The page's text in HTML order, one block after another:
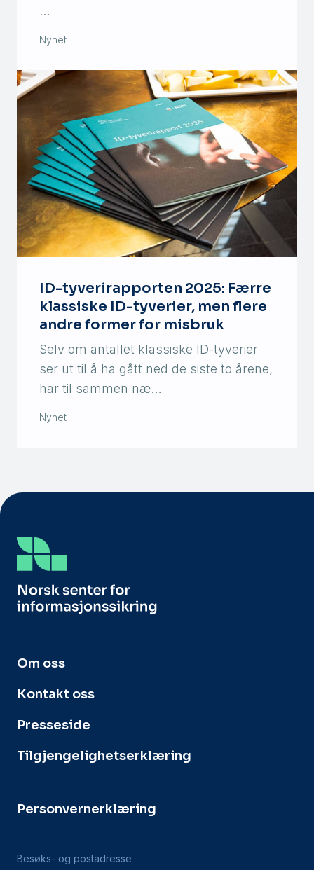
…
Nyhet
ID-tyverirapporten 2025: Færre
klassiske ID-tyverier, men flere
andre former for misbruk
Selv om antallet klassiske ID-tyverier
ser ut til å ha gått ned de siste to årene,
har til sammen næ…
Nyhet
Om oss
Kontakt oss
Presseside
Tilgjengelighetserklæring
Personvernerklæring
Besøks- og postadresse